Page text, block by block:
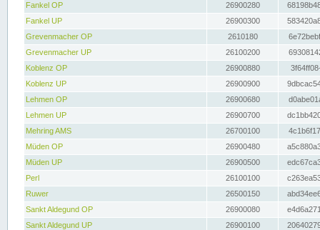
Fankel OP
26900280
Fankel UP
26900300
Grevenmacher OP
2610180
Grevenmacher UP
26100200
Koblenz OP
26900880
Koblenz UP
26900900
Lehmen OP
26900680
Lehmen UP
26900700
Mehring AMS
26700100
Müden OP
26900480
Müden UP
26900500
Perl
26100100
Ruwer
26500150
Sankt Aldegund OP
26900080
Sankt Aldegund UP
26900100